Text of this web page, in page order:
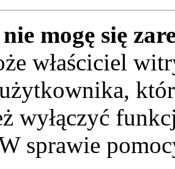
mogę się
właściciel
wyłączyć
sprawie